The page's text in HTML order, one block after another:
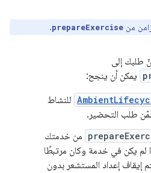
من prepareExercise
.
طلبك إلى
يمكن أن ينجح:
للنشاط
طلب التحضير.
من خدمتك
لم يكن في خدمة وكان مرتبطًا
إيقاف إعداد المستشعر بدون